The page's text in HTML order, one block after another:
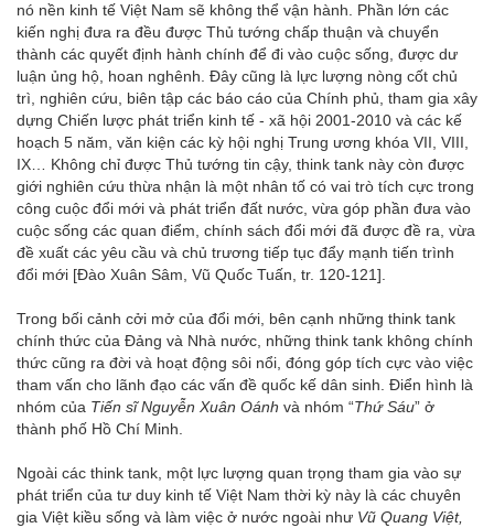
nó nền kinh tế Việt Nam sẽ không thể vận hành. Phần lớn các
kiến nghị đưa ra đều được Thủ tướng chấp thuận và chuyển
thành các quyết định hành chính để đi vào cuộc sống, được dư
luận ủng hộ, hoan nghênh. Đây cũng là lực lượng nòng cốt chủ
trì, nghiên cứu, biên tập các báo cáo của Chính phủ, tham gia xây
dựng Chiến lược phát triển kinh tế - xã hội 2001-2010 và các kế
hoạch 5 năm, văn kiện các kỳ hội nghị Trung ương khóa VII, VIII,
IX… Không chỉ được Thủ tướng tin cậy, think tank này còn được
giới nghiên cứu thừa nhận là một nhân tố có vai trò tích cực trong
công cuộc đổi mới và phát triển đất nước, vừa góp phần đưa vào
cuộc sống các quan điểm, chính sách đổi mới đã được đề ra, vừa
đề xuất các yêu cầu và chủ trương tiếp tục đẩy mạnh tiến trình
đổi mới [Đào Xuân Sâm, Vũ Quốc Tuấn, tr. 120-121].
Trong bối cảnh cởi mở của đổi mới, bên cạnh những think tank
chính thức của Đảng và Nhà nước, những think tank không chính
thức cũng ra đời và hoạt động sôi nổi, đóng góp tích cực vào việc
tham vấn cho lãnh đạo các vấn đề quốc kế dân sinh. Điển hình là
nhóm của Tiến sĩ Nguyễn Xuân Oánh và nhóm “Thứ Sáu” ở
thành phố Hồ Chí Minh.
Ngoài các think tank, một lực lượng quan trọng tham gia vào sự
phát triển của tư duy kinh tế Việt Nam thời kỳ này là các chuyên
gia Việt kiều sống và làm việc ở nước ngoài như Vũ Quang Việt,